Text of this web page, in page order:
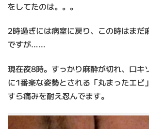
をしてたのは。。。
2時過ぎには病室に戻り、この時はまだ
ですが……
現在夜8時。すっかり麻酔が切れ、ロキ
に1番楽な姿勢とされる「丸まったエビ
すら痛みを耐え忍んでます。